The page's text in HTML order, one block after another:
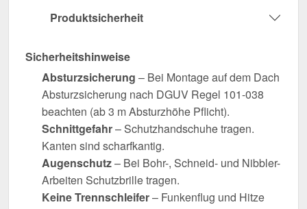
Produktsicherheit
Sicherheitshinweise
Absturzsicherung – Bei Montage auf dem Dach
Absturzsicherung nach DGUV Regel 101-038
beachten (ab 3 m Absturzhöhe Pflicht).
Schnittgefahr– Schutzhandschuhe tragen.
Kanten sind scharfkantig.
Augenschutz– Bei Bohr-, Schneid- und Nibbler-
Arbeiten Schutzbrille tragen.
Keine Trennschleifer– Funkenflug und Hitze